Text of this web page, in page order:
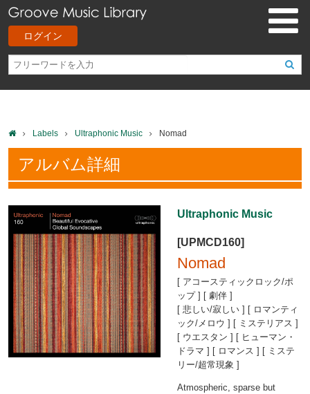
ログイン
Labels Ultraphonic Music Nomad
アルバム詳細
Ultraphonic Music
[UPMCD160]
Nomad
[ アコースティックロック/ポ
ップ ] [ 劇伴 ]
[ 悲しい/寂しい ] [ ロマンティ
ック/メロウ ] [ ミステリアス ]
[ ウエスタン ] [ ヒューマン・
ドラマ ] [ ロマンス ] [ ミステ
リー/超常現象 ]
Atmospheric, sparse but